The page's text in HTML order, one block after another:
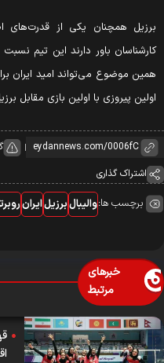
همچنان یکی از قدرت‌های
باور دارند این تیم
موضوع می‌تواند امید ایران
پیروزی با اولین بازی مقابل برزیل در لیگ
اشتراک گذاری
برچسب ها:والیبالبرزیلایرانروبرتو
خبرهای
مرتبط